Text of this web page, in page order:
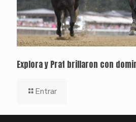
Explora y Prat brillaron con
Entrar